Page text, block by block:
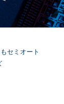
セミオート